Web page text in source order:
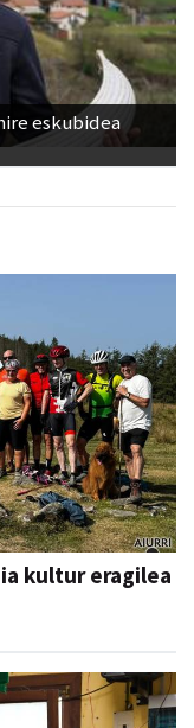
eskubidea
kultur eragilea